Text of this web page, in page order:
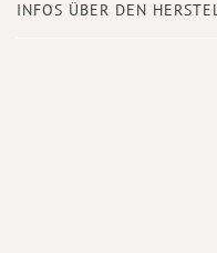
INFOS ÜBER DEN